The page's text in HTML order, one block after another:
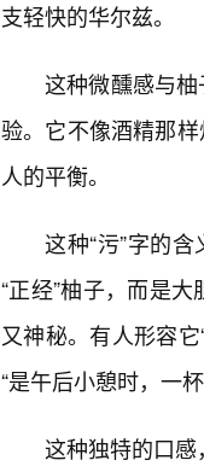
支轻快的华尔兹。
这种微醺感与
验。它不像酒精那
人的平衡。
这种“污”字的
“正经”柚子，而是
又神秘。有人形容
“是午后小憩时，一
这种独特的口